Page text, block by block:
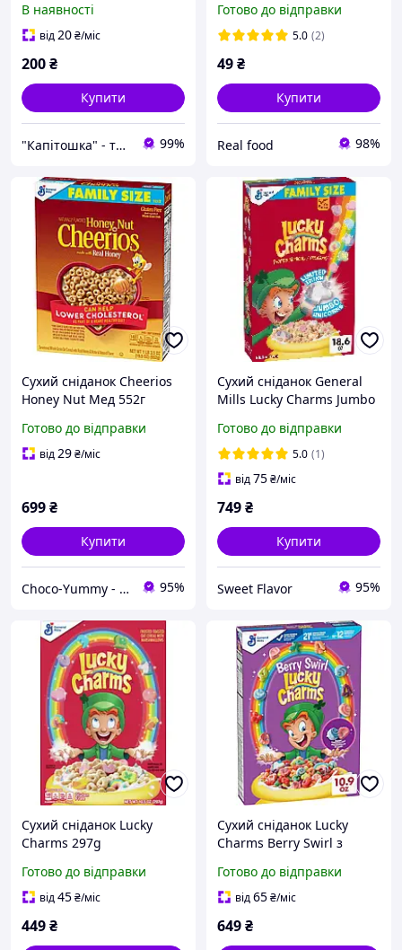
шоколаду 300 г
В наявності
від20₴/міс
200₴
Купити
"Капітошка" - турбота про близьких у кожній домівці! 99%
Готово до відправки
5.0 (2)
49₴
Купити
Real food 98%
Сухий сніданок Cheerios
Honey Nut Мед 552г
Готово до відправки
від29₴/міс
699₴
Купити
Choco-Yummy - Магазин солодощів з усього світу 95%
Сухий сніданок General
Mills Lucky Charms Jumbo
Marshmallows Family Size
527г
Готово до відправки
5.0 (1)
від75₴/міс
749₴
Купити
Sweet Flavor 95%
Сухий сніданок Lucky
Charms 297g
Готово до відправки
від45₴/міс
449₴
Сухий сніданок Lucky
Charms Berry Swirl з
Готово до відправки
від65₴/міс
649₴